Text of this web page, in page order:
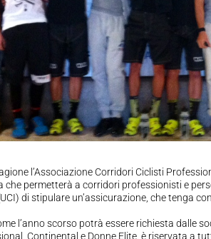
l’Associazione Corridori Ciclisti
che permetterà a corridori professionisti e
di stipulare un’assicurazione, che tenga
l’anno scorso potrà essere richiesta dalle
Continental e Donne Elite, è riservata a